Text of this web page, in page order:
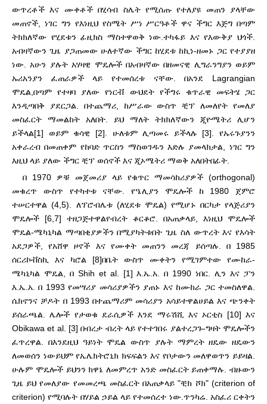
ውጥረቶች እና ሙቀቶች በሂሳብ ስሌት የሚሰጡ የተለያዩ መጠን ያላቸው
መጠኖች, ነገር ግን የእነዚህ የስሜት ሥነ ሥርዓቶች ዋና ችግር እጅግ በጣም
ትክክለኛው የሂደቱን ፊዚክስ ማስተዋወቅ ነው.ተካፋይ እና የእውቅያ ህጎች.
አብዛኛውን ጊዜ ያጋጠመው ሁለተኛው ችግር ከሂደቱ ከኪነ-ዘመኑ ጋር የተያያዘ
ነው. አሁን ያሉት አሃዛዊ ሞዴሎች በአብዛኛው በዘመናዊ ሊግራንግያን ወይም
ኡሪአንያን ፈጠራዎች ላይ የተመሰረቱ ናቸው. በአንደ Lagrangian
ሞዴል, በጣም የተዛባ ያለው የነርቭ ውህደት የችግሩ ቁጥራዊ መፍትሄ ጋር
እንዲጣበቅ ያደርጋል. በተጨማሪ, ከሥራው ውስጥ ቺፕ ለመለየት የመለያ
መስፈርት ማመልከት አለበት. ይህ ማለት ትክክለኛውን ጂዮሜትሪ ሊሆን
ይችላል[1] ወይም ቁሳዊ [2]. ሁለቱም ሊጣመሩ ይችላሉ [3]. የኡሩጉያንን
አቀራረብ በመጠቀም የከባድ ጥርስን ማስወገዱን እድሉ ያመላክታል, ነገር ግን
እዚህ ላይ ያለው ችግር ቺፕ ወሰኖች እና ጂኦሜትሪ ማወቅ አለበትበፊት.
በ 1970 ዎቹ መጀመሪያ ላይ የቁጥር ማመሳከሪያዎች (orthogonal)
መቁረጥ ውስጥ የተካተቱ ናቸው. የዔሊያን ሞዴሎች ከ 1980 ጀምሮ
ተሠርተዋል (4,5). ለፕሮብሌቱ (ለሂደቱ ሞዴል) የሚሆኑ በርካታ የላጅሪያን
ሞዴሎች [6,7] ተዘጋጅተዋልየብረት ቆርቆሮ. በአጠቃላይ, እነዚህ ሞዴሎች
ሞዴል-ሜካኒካል ማጣበቂያዎችን በሚያካትቱበት ጊዜ ስለ ውጥረት እና የእሳት
አደጋዎች, የአሸዋ ዞኖች እና የሙቀት መጠንን መረጃ ይሰጣሉ. በ 1985
ሰርሪኮቭስኪ እና ካሮል [8]በቤት ውስጥ ሙቀትን የሚገምተው የሙከራ-
ሜካኒካል ሞዴል, በ Shih et al. [1] እ.ኤ.አ. በ 1990 ነበር. ሊን እና ፓን
እ.ኤ.አ. በ 1993 የመሣሪያ መሳሪያዎችን ያጠኑ እና ከሙከራ ጋር ተመስለዋል.
ሴክኖንና ቻዶት በ 1993 በተጨማሪም መሳሪያን አሳይተዋልሀይል እና ጭንቀት
ይሰራጫል. ሌሎች የታወቁ ደራሲዎች እንደ ማሩሽሺ እና ኦርቲስ [10] እና
Obikawa et al. [3] በብረታ ብረት ላይ የተተገበሩ ያልተረጋጉ-ግዛት ሞዴሎችን
ፈጥረዋል. በእንደዚህ ዓይነት ሞዴል ውስጥ ያሉት ማምረት ዘዴው ዘዴውን
ለመወሰን ነውይህም የኤሌክትሮኒክ ክፍፍልን እና የቦታውን መለዋወጥን ይይዛል.
ሁሉም ሞዴሎች ይህንን ክዋኔ ለመምረጥ አንድ መስፈርት ይጠቀማሉ. ብዙውን
ጊዜ ይህ የመለያው የመመረጫ መስፈርት በአጠቃላይ "ቺክ ሾክ" (criterion of
criterion) የሚባሉት በሃይል ኃይል ላይ የተመሰረተ ነው. ጥንካሬ. አስፈሪ ርቀትን